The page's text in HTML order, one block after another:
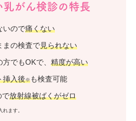
乳がん検診の特長
いので痛くない
まの検査で見られない
でもOKで、 精度が高い
挿入後※ も検査可能
で放射線被ばくがゼロ
ます。